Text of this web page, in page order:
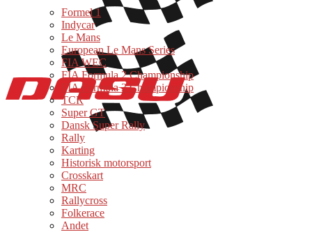
Formel 1
Indycar
Le Mans
European Le Mans Series
FIA WEC
FIA Formula 2 Championship
FIA Formula 3 Championship
TCR
Super GT
Dansk Super Rally
Rally
Karting
Historisk motorsport
Crosskart
MRC
Rallycross
Folkerace
Andet